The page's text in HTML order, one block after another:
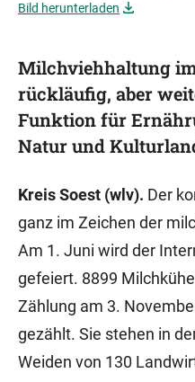
Bild herunterladen
Milchviehhaltung
rückläufig, aber
Funktion für
Natur und
Kreis Soest (wlv). Der
ganz im Zeichen der
Am 1. Juni wird der
gefeiert. 8899
Zählung am 3.
gezählt. Sie stehen in
Weiden von 130